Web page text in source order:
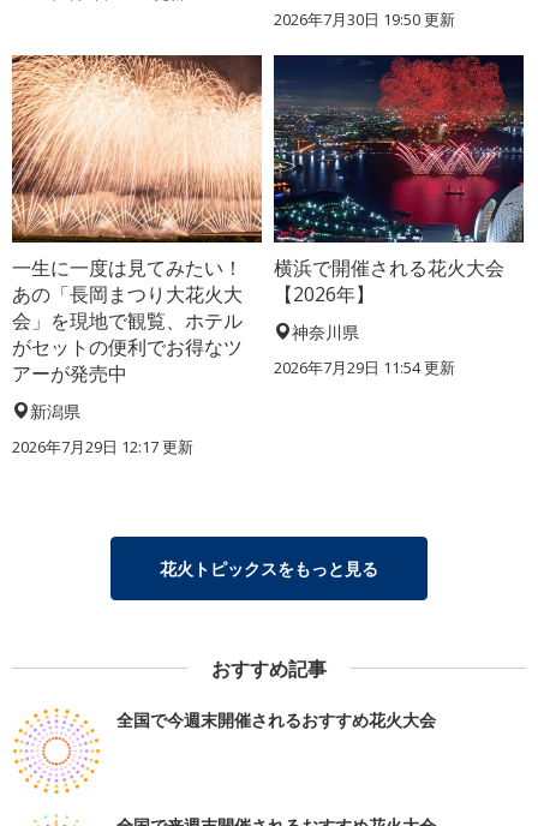
2026年7月30日 19:50 更新
一生に一度は見てみたい！
あの「長岡まつり大花火大
会」を現地で観覧、ホテル
がセットの便利でお得なツ
アーが発売中
新潟県
2026年7月29日 12:17 更新
横浜で開催される花火大会
【2026年】
神奈川県
2026年7月29日 11:54 更新
花火トピックスをもっと見る
おすすめ記事
全国で今週末開催されるおすすめ花火大会